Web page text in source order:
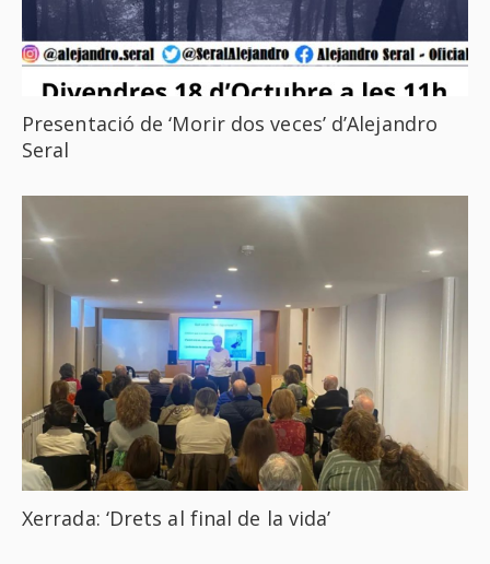
Presentació de ‘Morir dos veces’ d’Alejandro
Seral
Xerrada: ‘Drets al final de la vida’